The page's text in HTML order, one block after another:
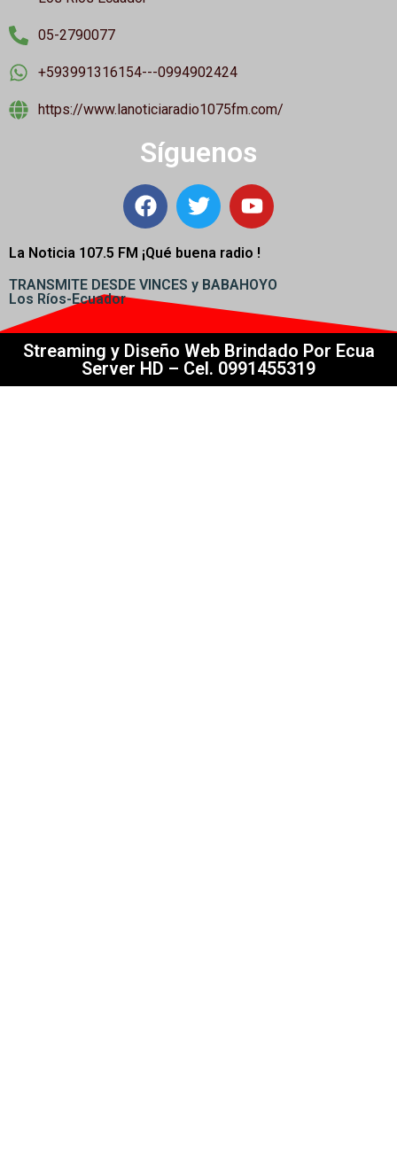
05-2790077
+593991316154---0994902424
https://www.lanoticiaradio1075fm.com/
Síguenos
La Noticia 107.5 FM ¡Qué buena radio !
TRANSMITE DESDE VINCES y BABAHOYO
Los Ríos-Ecuador
Streaming y Diseño Web Brindado Por Ecua
Server HD – Cel. 0991455319